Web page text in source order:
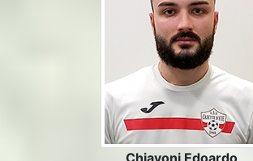
Chiavoni Edoardo